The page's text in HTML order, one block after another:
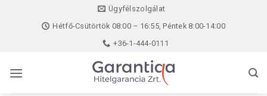
Ügyfélszolgálat
Hétfő-Csütörtök 08:00 – 16:55, Péntek 8:00-14:00
+36-1-444-0111